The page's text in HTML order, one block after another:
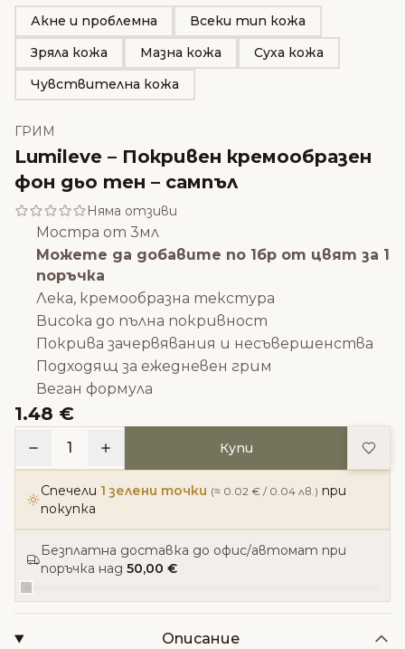
ГРИМ
Lumileve – Покривен кремообразен
фон дьо тен – сампъл
Няма отзиви
Мостра от 3мл
Можете да добавите по 1бр от цвят за 1
поръчка
Лека, кремообразна текстура
Висока до пълна покривност
Покрива зачервявания и несъвершенства
Подходящ за ежедневен грим
Веган формула
1.48 €
Акне и проблемна
Всеки тип кожа
Зряла кожа
Мазна кожа
Суха кожа
Чувствителна кожа
1 Купи
Спечели 1 зелени точки (≈ 0.02 € / 0.04 лв.) при
покупка
Безплатна доставка до офис/автомат при
поръчка над 50,00 €
Описание